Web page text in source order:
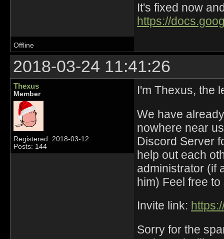
It's fixed now
https://
Offline
2018-03-24 11:41:26
Thexus
Member
Registered: 2018-03-12
Posts: 144
I'm Thexus, the
We have
nowhere near
Discord Server
help out each
administrator (if
him) Feel free
Invite link:
Sorry for the